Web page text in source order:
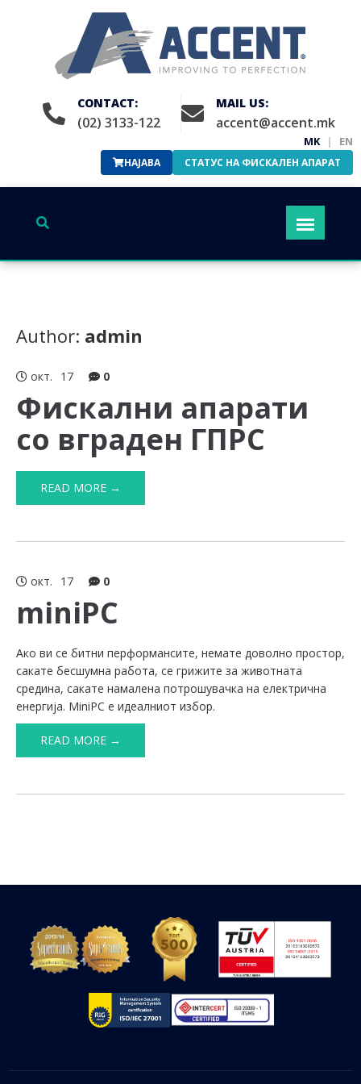
CONTACT:
(02) 3133-122
MAIL US:
accent@accent.mk
MK | EN
НАЈАВА СТАТУС НА ФИСКАЛЕН АПАРАТ
Author: admin
окт. 17 0
Фискални апарати
со вграден ГПРС
READ MORE →
окт. 17 0
miniPC
Ако ви се битни перформансите, немате доволно простор,
сакате бесшумна работа, се грижите за животната
средина, сакате намалена потрошувачка на електрична
енергија. MiniPC е идеалниот избор.
READ MORE →